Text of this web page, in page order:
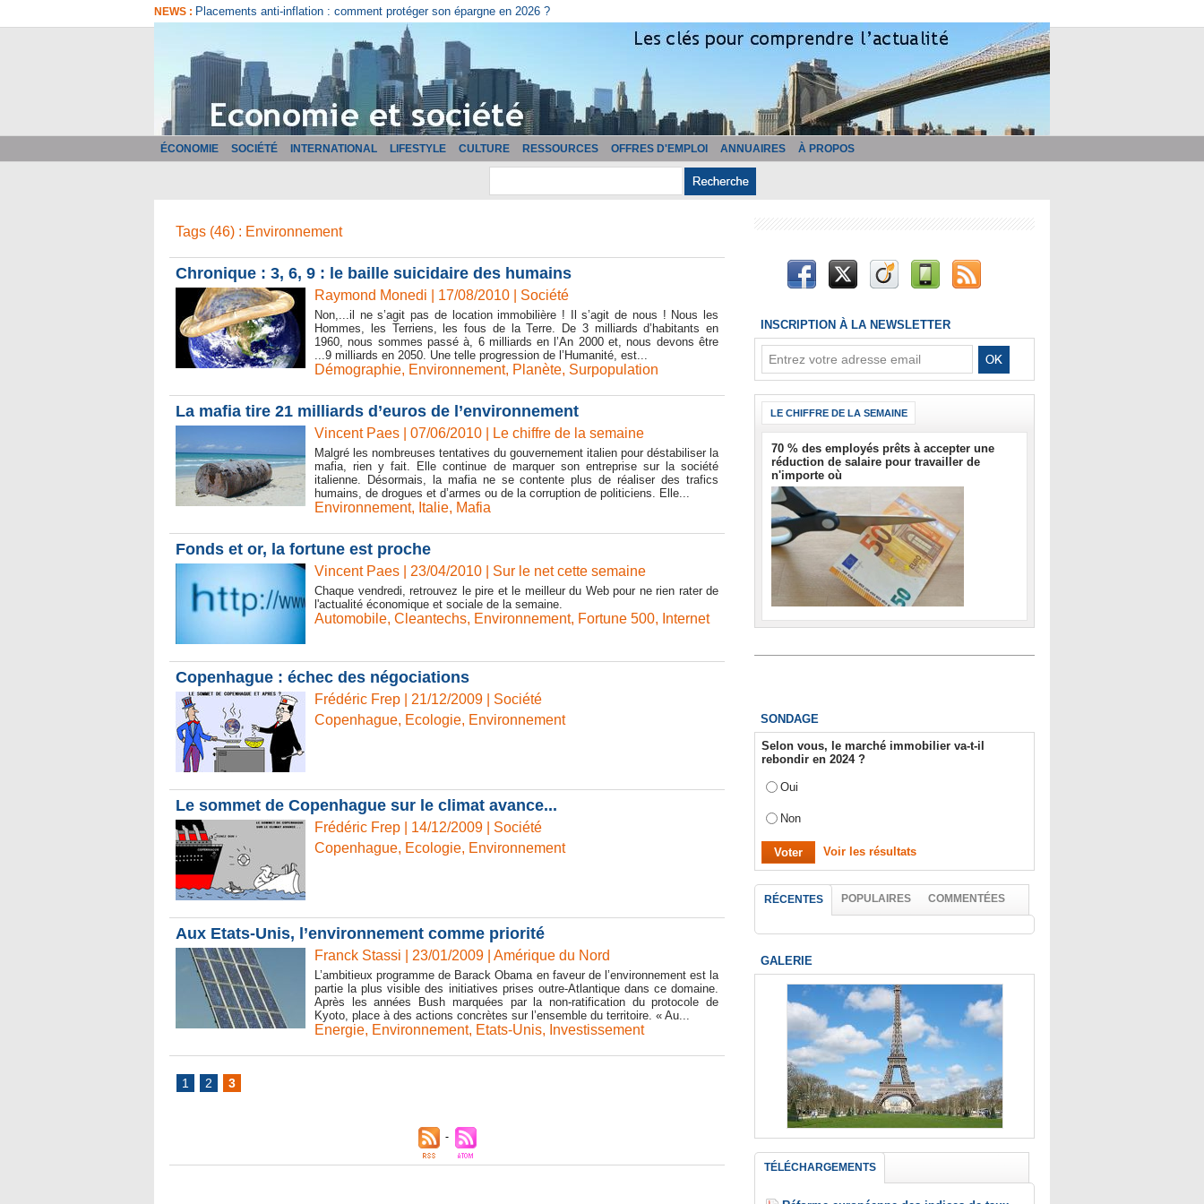
NEWS : Placements anti-inflation : comment protéger son épargne en 2026 ?
ÉCONOMIE SOCIÉTÉ INTERNATIONAL LIFESTYLE CULTURE RESSOURCES OFFRES D'EMPLOI ANNUAIRES À PROPOS
Tags (46) : Environnement
Chronique : 3, 6, 9 : le baille suicidaire des humains
Raymond Monedi | 17/08/2010 Société
Non,...il ne s’agit pas de location immobilière ! Il s’agit de nous ! Nous les
Hommes, les Terriens, les fous de la Terre. De 3 milliards d’habitants en
1960, nous sommes passé à, 6 milliards en l’An 2000 et, nous devons être
...9 milliards en 2050. Une telle progression de l’Humanité, est...
Démographie, Environnement, Planète, Surpopulation
La mafia tire 21 milliards d’euros de l’environnement
Vincent Paes | 07/06/2010 Le chiffre de la semaine
Malgré les nombreuses tentatives du gouvernement italien pour déstabiliser la
mafia, rien y fait. Elle continue de marquer son entreprise sur la société
italienne. Désormais, la mafia ne se contente plus de réaliser des trafics
humains, de drogues et d’armes ou de la corruption de politiciens. Elle...
Environnement, Italie, Mafia
Fonds et or, la fortune est proche
Vincent Paes | 23/04/2010 Sur le net cette semaine
Chaque vendredi, retrouvez le pire et le meilleur du Web pour ne rien rater de
l'actualité économique et sociale de la semaine.
Automobile, Cleantechs, Environnement, Fortune 500, Internet
Copenhague : échec des négociations
Frédéric Frep | 21/12/2009
Société
Copenhague, Ecologie, Environnement
Le sommet de Copenhague sur le climat avance...
Frédéric Frep | 14/12/2009
Société
Copenhague, Ecologie, Environnement
Aux Etats-Unis, l’environnement comme priorité
Franck Stassi | 23/01/2009 Amérique du Nord
L’ambitieux programme de Barack Obama en faveur de l’environnement est la
partie la plus visible des initiatives prises outre-Atlantique dans ce domaine.
Après les années Bush marquées par la non-ratification du protocole de
Kyoto, place à des actions concrètes sur l’ensemble du territoire. « Au...
Energie, Environnement, Etats-Unis, Investissement
1 2 3
INSCRIPTION À LA NEWSLETTER
LE CHIFFRE DE LA SEMAINE
70 % des employés prêts à accepter une
réduction de salaire pour travailler de
n'importe où
SONDAGE
Selon vous, le marché immobilier va-t-il
rebondir en 2024 ?
Oui
Non
Voir les résultats
RÉCENTES POPULAIRES COMMENTÉES
GALERIE
TÉLÉCHARGEMENTS